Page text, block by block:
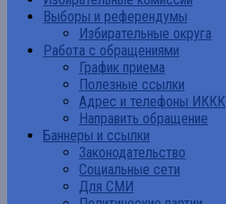
Выборы и референдумы
Избирательные округа
Работа с обращениями
График приема
Полезные ссылки
Адрес и телефоны ИККК
Направить обращение
Баннеры и ссылки
Законодательство
Социальные сети
Для СМИ